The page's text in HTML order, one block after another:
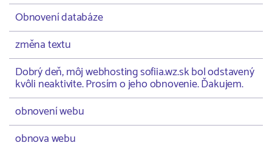
Obnovení databáze
změna textu
Dobrý deň, môj webhosting sofiia.wz.sk bol odstavený
kvôli neaktivite. Prosím o jeho obnovenie. Ďakujem.
obnovení webu
obnova webu